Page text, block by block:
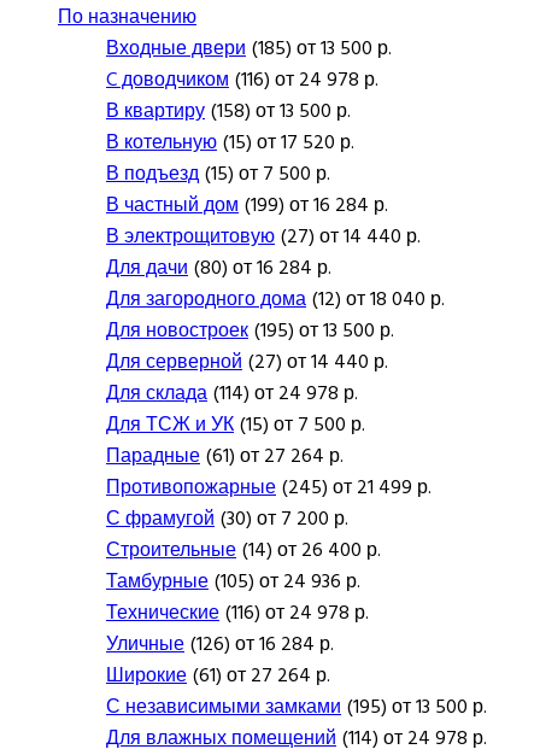
По назначению
Входные двери(185) от 13 500 р.
C доводчиком(116) от 24 978 р.
В квартиру(158) от 13 500 р.
В котельную(15) от 17 520 р.
В подъезд(15) от 7 500 р.
В частный дом(199) от 16 284 р.
В электрощитовую(27) от 14 440 р.
Для дачи(80) от 16 284 р.
Для загородного дома(12) от 18 040 р.
Для новостроек(195) от 13 500 р.
Для серверной(27) от 14 440 р.
Для склада(114) от 24 978 р.
Для ТСЖ и УК(15) от 7 500 р.
Парадные(61) от 27 264 р.
Противопожарные(245) от 21 499 р.
С фрамугой(30) от 7 200 р.
Строительные(14) от 26 400 р.
Тамбурные(105) от 24 936 р.
Технические(116) от 24 978 р.
Уличные(126) от 16 284 р.
Широкие(61) от 27 264 р.
С независимыми замками(195) от 13 500 р.
Для влажных помещений(114) от 24 978 р.